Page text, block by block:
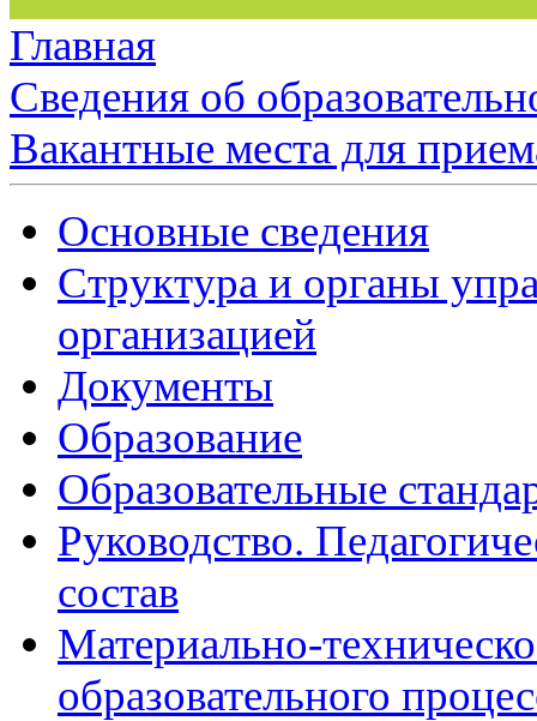
Главная
Сведения об
Вакантные места для
Основные сведения
Структура и органы
организацией
Документы
Образование
Образовательные
Руководство.
состав
Материально-
образовательного